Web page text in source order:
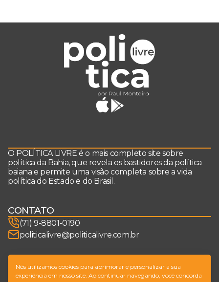
O POLÍTICA LIVRE é o mais completo site sobre
política da Bahia, que revela os bastidores da política
baiana e permite uma visão completa sobre a vida
política do Estado e do Brasil.
CONTATO
(71) 9-8801-0190
politicalivre@politicalivre.com.br
SIGA-NOS
Nós utilizamos cookies para aprimorar e personalizar a sua
experiência em nosso site. Ao continuar navegando, você concorda